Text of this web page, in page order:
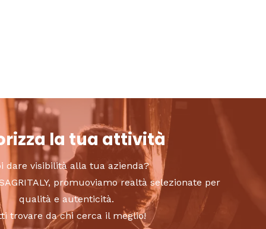
la tua attività
dare visibilità alla tua azienda?
promuoviamo realtà selezionate per
qualità e autenticità.
trovare da chi cerca il meglio!